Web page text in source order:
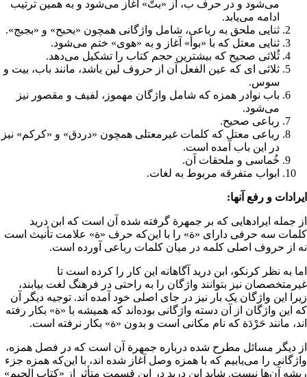
می‌شود و در حرف ب، از «بتّ» آغاز می‌شود و به همین ترتیب
ادامه می‌یابد.
ثنایی ملحق به رباعی، شامل واژگانی همچون «بحبح» و «بجبج».
ثنایی معتل که با «بوأ» آغاز و به «هوی» ختم می‌شود.
ثُلاثی صحیح که بیشترین حجم کتاب را تشکیل می‌دهد.
ثلاثی ای که عین الفعل آن از حروف لین باشد، مانند باب، بیت و
سوس.
باب نوادر همزه که شامل واژگان مهموز، لفیف و مقصور نیز
می‌شود.
رباعی صحیح.
رباعی معتل که کلمات غیرمعتلی همچون «دردق» و «کرکم» نیز
در این باب آمده است.
خُماسی و ملحقات آن.
ابواب متفرقه مربوط به لغات.
ایرادات و رفع آنها:
از جمله ایرادهایی که بر جمهرة گرفته شده آن است که ابن درید
کلمات سه حرفی دارای «ة» را با این‌که حرف «ة» علامت تأنیث است
نه از حروف اصلی کلمه در میان کلمات رباعی آورده است.
اما به نظر کرنکو، ابن درید آگاهانه این کار را کرده است تا
غیرمتخصصان نیز بتوانند واژگان را به راحتی در فرهنگ لغت بیابند،
زیرا این واژگان یک بار نیز در جای اصلی خود آمده اند. توجیه دیگر آن‌
که این واژگان از آن دسته واژگانی بوده‌اند که همیشه با «ة» بکار رفته
اند، مانند حَرْدَة که نام مکانی است و بدون «ة» بکار نرفته است.
از دیگر مسائل مطرح شده درباره جمهرة آن است که در فصل همزه،
واژگانی را می‌یابیم که با همزه وصل آغاز شده اند، با این‌که همزه جزء
ریشه آن‌ها نیست. شاید ابن درید در این قسمت متأثر از «کتاب الجیم»